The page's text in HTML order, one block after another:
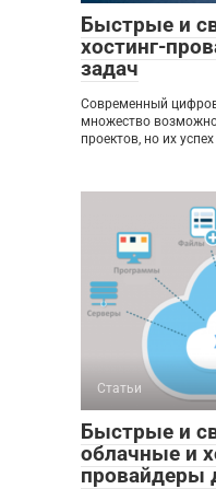
Быстрые и
хостинг-
задач
Современный
множество
проектов, но их
Статьи
Быстрые и
облачные и
провайдеры